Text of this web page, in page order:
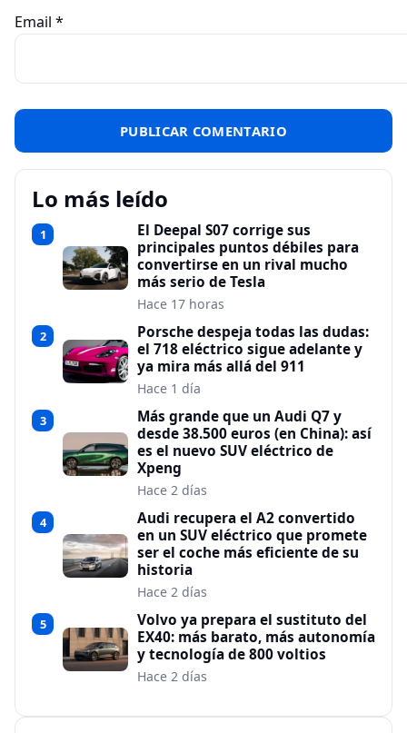
Email *
Lo más leído
1
El Deepal S07 corrige sus
principales puntos débiles para
convertirse en un rival mucho
más serio de Tesla
Hace 17 horas
2
Porsche despeja todas las dudas:
el 718 eléctrico sigue adelante y
ya mira más allá del 911
Hace 1 día
3
Más grande que un Audi Q7 y
desde 38.500 euros (en China): así
es el nuevo SUV eléctrico de
Xpeng
Hace 2 días
4
Audi recupera el A2 convertido
en un SUV eléctrico que promete
ser el coche más eficiente de su
historia
Hace 2 días
5
Volvo ya prepara el sustituto del
EX40: más barato, más autonomía
y tecnología de 800 voltios
Hace 2 días